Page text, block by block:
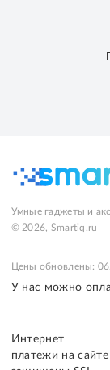
Умные гаджеты и
© 2026, Smartiq.ru
Цены обновлены:
У нас можно
Интернет
платежи на сайте